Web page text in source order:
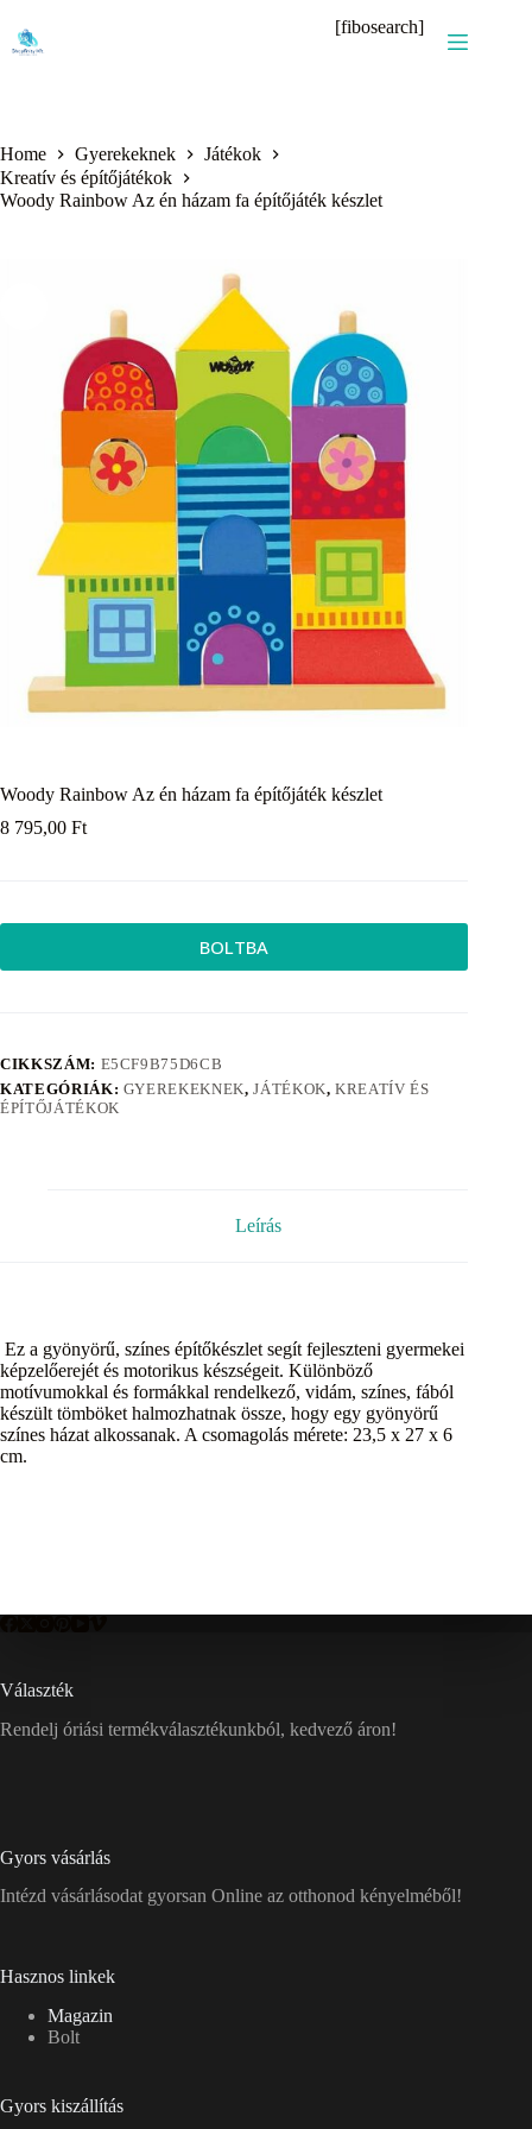
content
[fibosearch]
Home Gyerekeknek
Játékok
Kreatív és építőjátékok
Woody Rainbow Az én házam fa építőjáték készlet
Woody Rainbow Az én házam fa építőjáték készlet
8 795,00 Ft
BOLTBA
CIKKSZÁM: E5CF9B75D6CB
KATEGÓRIÁK: GYEREKEKNEK,JÁTÉKOK,KREATÍV ÉS
ÉPÍTŐJÁTÉKOK
Leírás
Ez a gyönyörű, színes építőkészlet segít fejleszteni gyermekei
képzelőerejét és motorikus készségeit. Különböző
motívumokkal és formákkal rendelkező, vidám, színes, fából
készült tömböket halmozhatnak össze, hogy egy gyönyörű
színes házat alkossanak. A csomagolás mérete: 23,5 x 27 x 6
cm.
Választék
Rendelj óriási termékválasztékunkból, kedvező áron!
Gyors vásárlás
Intézd vásárlásodat gyorsan Online az otthonod kényelméből!
Hasznos linkek
Magazin
Bolt
Gyors kiszállítás